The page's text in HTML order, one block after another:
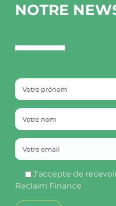
NOTRE
J'accepte de
Reclaim Finance